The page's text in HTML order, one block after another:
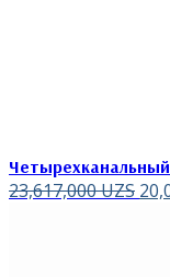
23,617,000UZS